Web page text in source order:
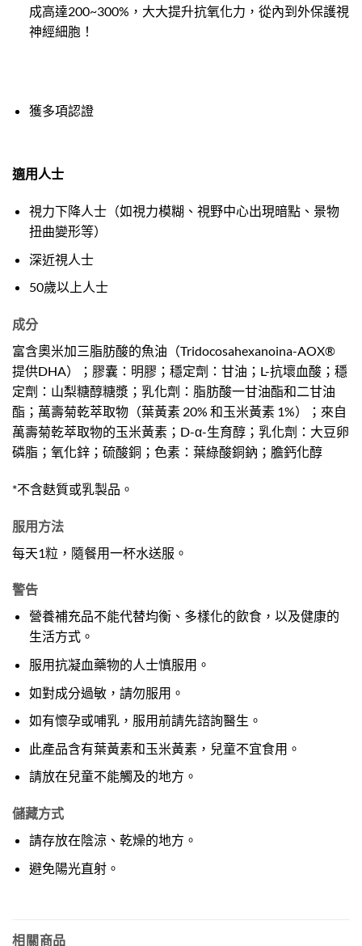
成高達200~300%，大大提升抗氧化力，從內到外保護視
神經細胞！
獲多項認證
適用人士
視力下降人士（如視力模糊、視野中心出現暗點、景物
扭曲變形等）
深近視人士
50歲以上人士
成分
富含奧米加三脂肪酸的魚油（Tridocosahexanoina-AOX®
提供DHA）；膠囊：明膠；穩定劑：甘油；L-抗壞血酸；穩
定劑：山梨糖醇糖漿；乳化劑：脂肪酸一甘油酯和二甘油
酯；萬壽菊乾萃取物（葉黃素 20% 和玉米黃素 1%）；來自
萬壽菊乾萃取物的玉米黃素；D-α-生育醇；乳化劑：大豆卵
磷脂；氧化鋅；硫酸銅；色素：葉綠酸銅鈉；膽鈣化醇
*不含麩質或乳製品。
服用方法
每天1粒，隨餐用一杯水送服。
警告
營養補充品不能代替均衡、多樣化的飲食，以及健康的
生活方式。
服用抗凝血藥物的人士慎服用。
如對成分過敏，請勿服用。
如有懷孕或哺乳，服用前請先諮詢醫生。
此產品含有葉黃素和玉米黃素，兒童不宜食用。
請放在兒童不能觸及的地方。
儲藏方式
請存放在陰涼、乾燥的地方。
避免陽光直射。
相關商品